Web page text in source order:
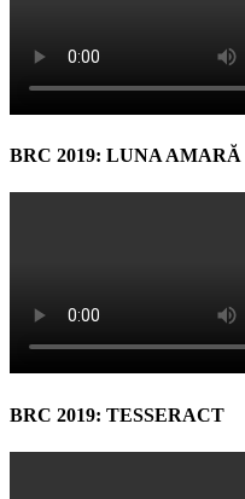
BRC 2019: LUNA AMARĂ
BRC 2019: TESSERACT